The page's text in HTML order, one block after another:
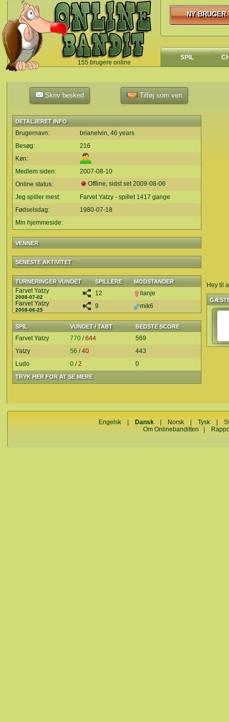
155 brugere online
`
NY BRUGER
NY BRUGER
SPIL
Skriv besked Tilføj som ven
DETALJERET INFO
Brugernavn:
brianelvin, 46 years
Besøg:
216
Køn:
Medlem siden:
2007-08-10
Online status:
Offline, sidst set2009-08-06
Jeg spiller mest:
Farvet Yatzy - spillet 1417 gange
Fødselsdag:
1980-07-18
Min hjemmeside:
VENNER
SENESTE AKTIVITET
TURNERINGER VUNDET SPILLERE MODSTANDER
Farvet Yatzy
2008-07-02
12
lianje
Farvet Yatzy
2008-06-25
9 mik6
SPIL VUNDET / TABT BEDSTE SCORE
TRYK HER FOR AT SE MERE
Farvet Yatzy 770 /644
569
Yatzy
56 /40
443
Ludo
0 /2 0
Hey til
Engelsk Dansk Norsk Tysk
Om Onlinebanditten